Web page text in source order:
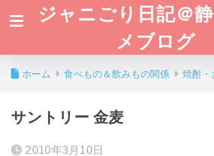
ジャニごり日記＠
メブログ
ホーム 食べもの＆飲みもの関係 焼酎・
サントリー 金麦
2010年3月10日